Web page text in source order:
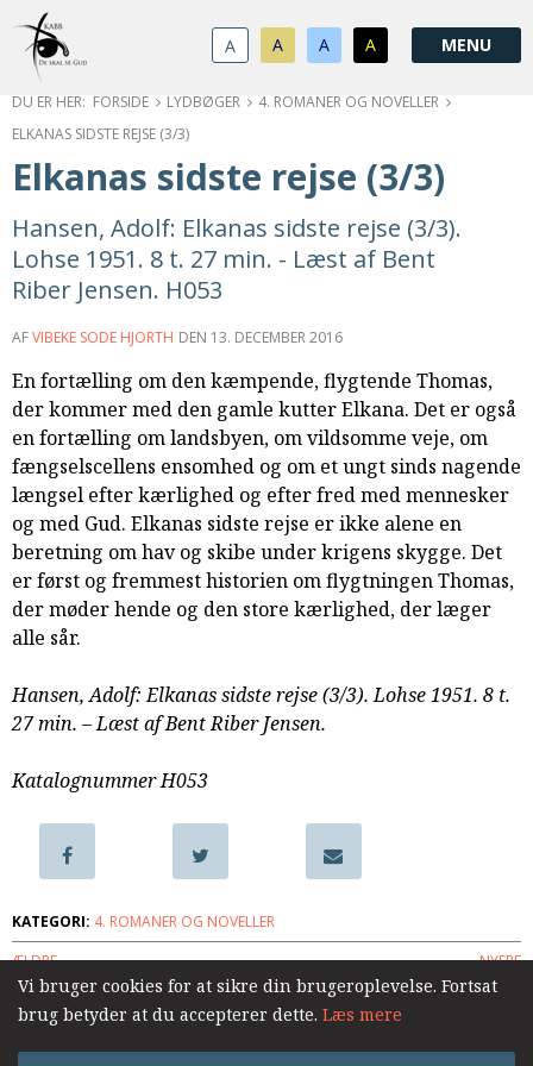
Spring
menu
over
og
gå
indhold
Vend
tilbage
forsiden
vores
guide
for
1.0:
Om
KABB
1.2:
Bestyrelse
1.3:
Økonomi
1.5:
Privatlivspolitik
Vedtægter
2.0:
Nyheder
3.0:
Kalender
4.0:
Kristeligt
Lydbibliotek
til
udlån
6.0:
Bibelen
7.0:
Arrangementer
7.1:
Sommerstævne
7.2:
Nordisk
samarbejde
8.0:
Støt
KABB!
9.0:
Links
Næste
indlæg:
En
by
RuslandForrige
indlæg:
Farlig
er
vejen
(2/3)
A A A A
FORSIDE LYDBØGER
4. ROMANER OG NOVELLER
ELKANAS SIDSTE REJSE (3/3)
Elkanas sidste rejse (3/3)
Hansen, Adolf: Elkanas sidste rejse (3/3).
Lohse 1951. 8 t. 27 min. - Læst af Bent
Riber Jensen. H053
AFVIBEKE SODE HJORTH DEN 13. DECEMBER 2016
En fortælling om den kæmpende, flygtende Thomas,
der kommer med den gamle kutter Elkana. Det er også
en fortælling om landsbyen, om vildsomme veje, om
fængselscellens ensomhed og om et ungt sinds nagende
længsel efter kærlighed og efter fred med mennesker
og med Gud. Elkanas sidste rejse er ikke alene en
beretning om hav og skibe under krigens skygge. Det
er først og fremmest historien om flygtningen Thomas,
der møder hende og den store kærlighed, der læger
alle sår.
Hansen, Adolf: Elkanas sidste rejse (3/3). Lohse 1951. 8 t.
27 min. – Læst af Bent Riber Jensen.
Katalognummer H053
KATEGORI: 4. ROMANER OG NOVELLER
ÆLDRE
NYERE
Vi bruger cookies for at sikre din brugeroplevelse. Fortsat
brug betyder at du accepterer dette. Læs mere